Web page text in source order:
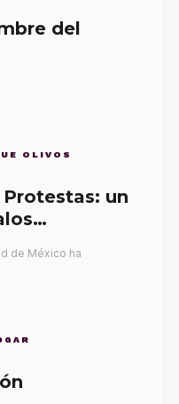
del
OLIVOS
un
de México ha